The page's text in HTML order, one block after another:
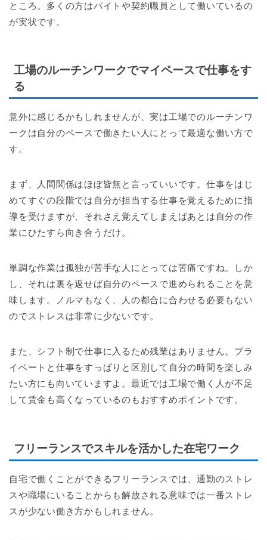
ところ。多くの方はバイトや契約職員として働いているの
が実状です。
工場のルーチンワークでマイペースで仕事をす
る
意外に感じるかもしれませんが、実は工場でのルーチンワ
ークは自分のペースで働きたい人にとって最適な働い方で
す。
まず、人間関係はほぼ皆無と言っていいです。仕事をはじ
めてすぐの段階では自分が担当する仕事を覚えるために指
導を受けますが、それさえ覚えてしまえばあとは自分の作
業にひたすら向き合うだけ。
単調な作業は孤独が苦手な人にとっては苦痛ですね。しか
し、それは裏を返せば自分のペースで進められることを意
味します。ノルマもなく、人の都合に合わせる必要もない
のでストレスは非常に少ないです。
また、シフト制で仕事に入るため残業はありません。プラ
イベートと仕事をすっぱりと区別して自分の時間を楽しみ
たい方にも向いていますよ。最近では工場で働く人が不足
して賃金も高くなっているのもおすすめポイントです。
フリーランスでスキルを活かした在宅ワーク
自宅で働くことができるフリーランスでは、通勤のストレ
スや職場にいることからも解放される意味では一番ストレ
スが少ない働き方かもしれません。